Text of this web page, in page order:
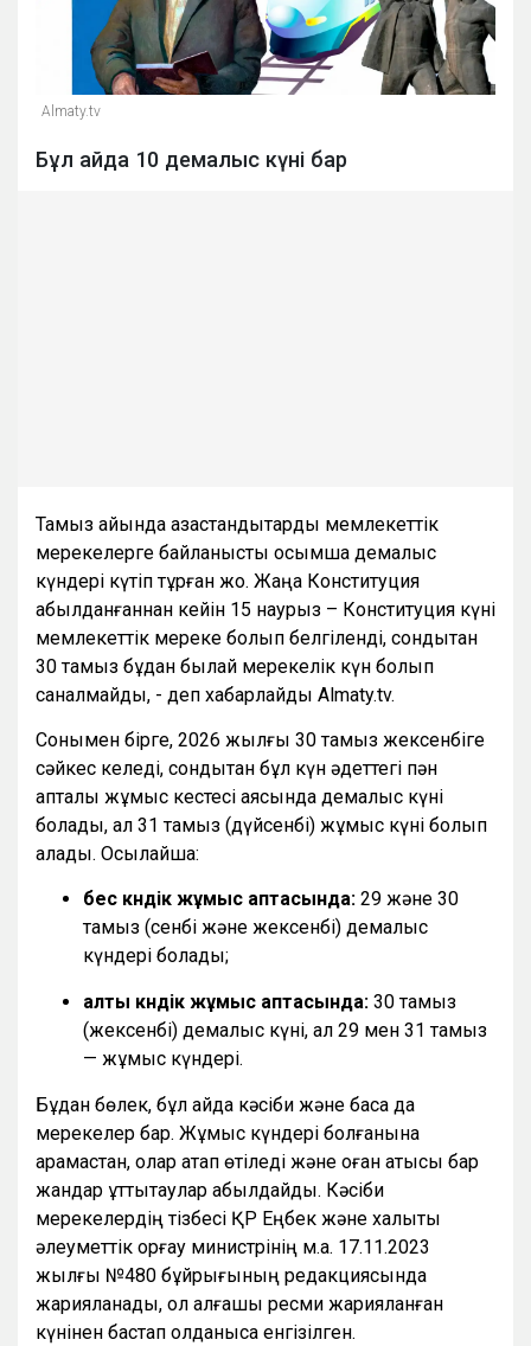
Almaty.tv
Бұл айда 10 демалыс күні бар
Тамыз айында қазақстандықтарды мемлекеттік
мерекелерге байланысты қосымша демалыс
күндері күтіп тұрған жоқ. Жаңа Конституция
қабылданғаннан кейін 15 наурыз – Конституция күні
мемлекеттік мереке болып белгіленді, сондықтан
30 тамыз бұдан былай мерекелік күн болып
саналмайды, - деп хабарлайды Almaty.tv.
Сонымен бірге, 2026 жылғы 30 тамыз жексенбіге
сәйкес келеді, сондықтан бұл күн әдеттегі пән
апталық жұмыс кестесі аясында демалыс күні
болады, ал 31 тамыз (дүйсенбі) жұмыс күні болып
қалады. Осылайша:
бес күндік жұмыс аптасында: 29 және 30
тамыз (сенбі және жексенбі) демалыс
күндері болады;
алты күндік жұмыс аптасында: 30 тамыз
(жексенбі) демалыс күні, ал 29 мен 31 тамыз
— жұмыс күндері.
Бұдан бөлек, бұл айда кәсіби және басқа да
мерекелер бар. Жұмыс күндері болғанына
қарамастан, олар атап өтіледі және оған қатысы бар
жандар құттықтаулар қабылдайды. Кәсіби
мерекелердің тізбесі ҚР Еңбек және халықты
әлеуметтік қорғау министрінің м.а. 17.11.2023
жылғы №480 бұйрығының редакциясында
жарияланады, ол алғашқы ресми жарияланған
күнінен бастап қолданысқа енгізілген.